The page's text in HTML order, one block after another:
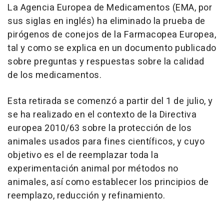
La Agencia Europea de Medicamentos (EMA, por
sus siglas en inglés) ha eliminado la prueba de
pirógenos de conejos de la Farmacopea Europea,
tal y como se explica en un documento publicado
sobre preguntas y respuestas sobre la calidad
de los medicamentos.
Esta retirada se comenzó a partir del 1 de julio, y
se ha realizado en el contexto de la Directiva
europea 2010/63 sobre la protección de los
animales usados para fines científicos, y cuyo
objetivo es el de reemplazar toda la
experimentación animal por métodos no
animales, así como establecer los principios de
reemplazo, reducción y refinamiento.